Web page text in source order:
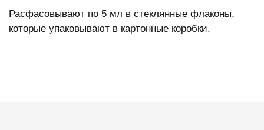
Расфасовывают по 5 мл в стеклянные флаконы,
которые упаковывают в картонные коробки.